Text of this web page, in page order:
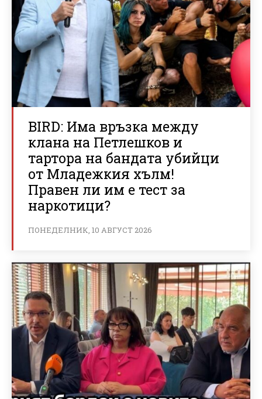
BIRD: Има връзка между
клана на Петлешков и
тартора на бандата убийци
от Младежкия хълм!
Правен ли им е тест за
наркотици?
ПОНЕДЕЛНИК, 10 АВГУСТ 2026